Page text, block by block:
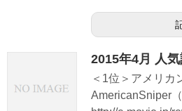
2015年4月 人
＜1位＞アメリカ
AmericanSniper